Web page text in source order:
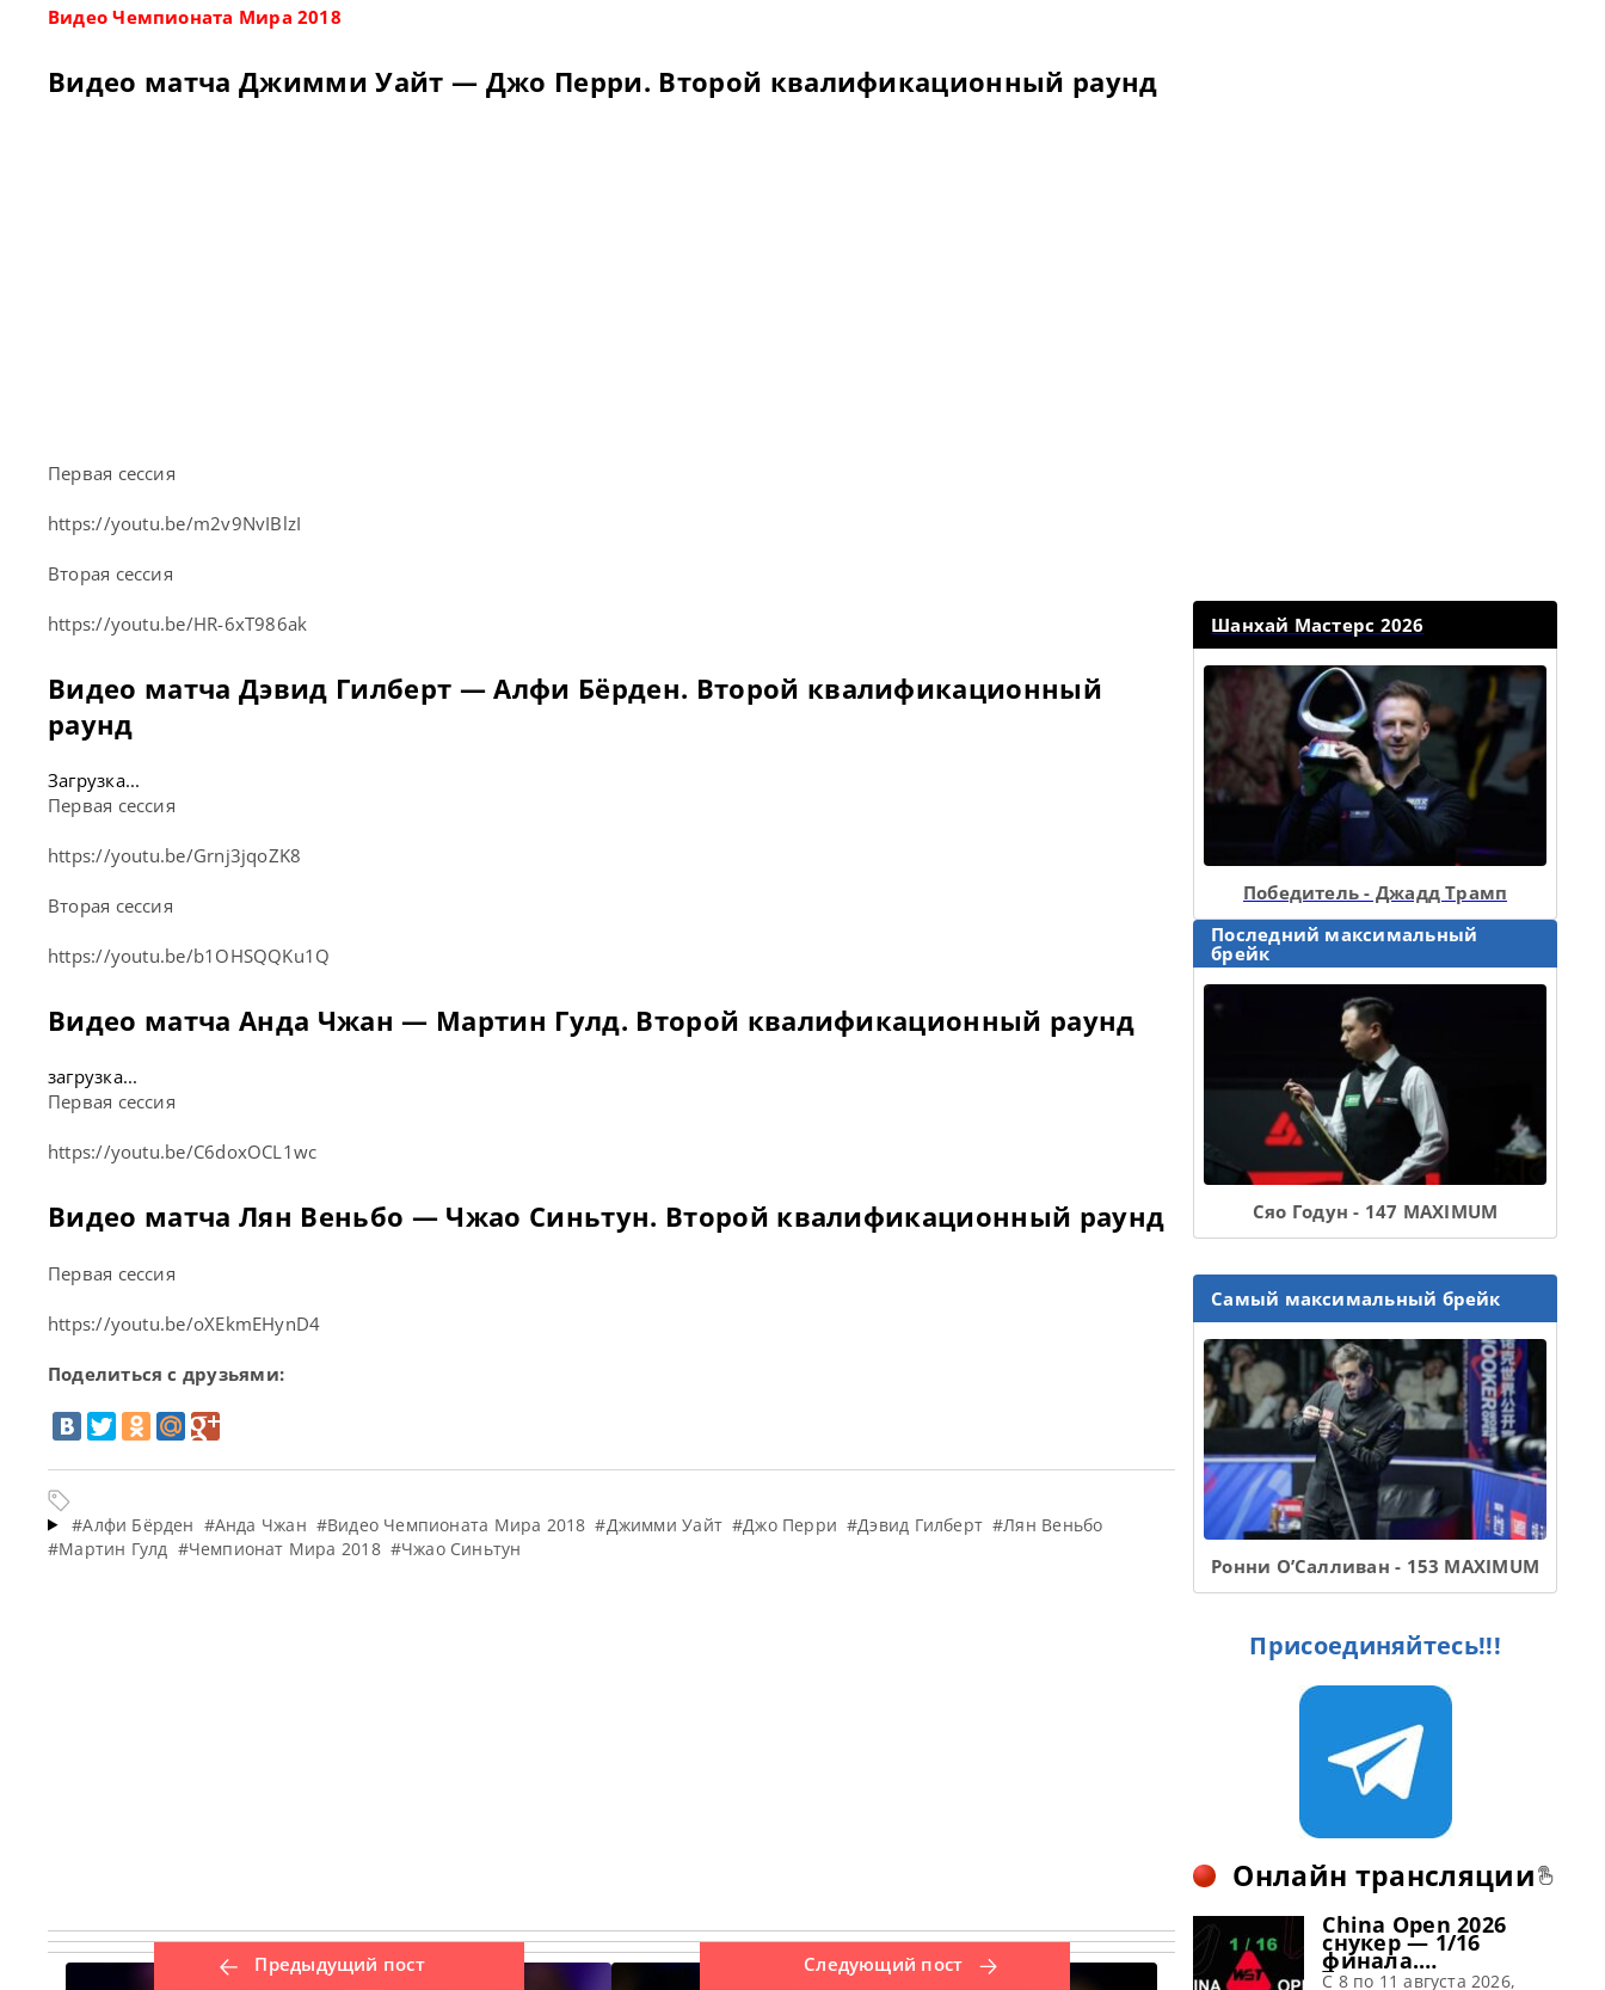
Видео Чемпионата Мира 2018
Видео матча Джимми Уайт — Джо Перри. Второй квалификационный раунд
Первая сессия
https://youtu.be/m2v9NvIBlzI
Вторая сессия
https://youtu.be/HR-6xT986ak
Видео матча Дэвид Гилберт — Алфи Бёрден. Второй квалификационный
раунд
Загрузка...
Первая сессия
https://youtu.be/Grnj3jqoZK8
Вторая сессия
https://youtu.be/b1OHSQQKu1Q
Видео матча Анда Чжан — Мартин Гулд. Второй квалификационный раунд
загрузка...
Первая сессия
https://youtu.be/C6doxOCL1wc
Видео матча Лян Веньбо — Чжао Синьтун. Второй квалификационный раунд
Первая сессия
https://youtu.be/oXEkmEHynD4
Поделиться с друзьями:
#Алфи Бёрден #Анда Чжан #Видео Чемпионата Мира 2018 #Джимми Уайт #Джо Перри #Дэвид Гилберт #Лян Веньбо
#Мартин Гулд #Чемпионат Мира 2018 #Чжао Синьтун
Предыдущий пост Следующий пост
Шанхай Мастерс 2026
Победитель - Джадд Трамп
Последний максимальный
брейк
Сяо Годун - 147 MAXIMUM
Самый максимальный брейк
Ронни О’Салливан - 153 MAXIMUM
Присоединяйтесь!!!
Онлайн трансляции
China Open 2026
снукер — 1/16
финала.
Трансляции
C 8 по 11 августа 2026,